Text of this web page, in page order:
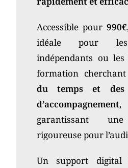
Accessible pour 990€
idéale pour les
indépendants ou
formation
du temps et des
d’accompagnement,
garantissant
rigoureuse pour
Un support digital